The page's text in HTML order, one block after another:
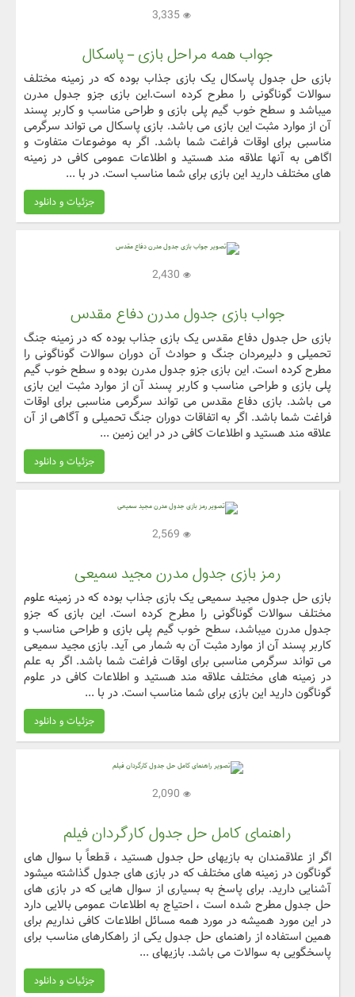
جواب همه مراحل بازی – پاسکال
بازی حل جدول پاسکال یک بازی جذاب بوده که در زمینه مختلف
سوالات گوناگونی را مطرح کرده است.این بازی جزو جدول مدرن
میباشد و سطح خوب گیم پلی بازی و طراحی مناسب و کاربر پسند
آن از موارد مثبت این بازی می باشد. بازی پاسکال می تواند سرگرمی
مناسبی برای اوقات فراغت شما باشد. اگر به موضوعات متفاوت و
اگاهی به آنها علاقه مند هستید و اطلاعات عمومی کافی در زمینه
های مختلف دارید این بازی برای شما مناسب است. در با ...
جزئیات و دانلود
جواب بازی جدول مدرن دفاع مقدس
بازی حل جدول دفاع مقدس یک بازی جذاب بوده که در زمینه جنگ
تحمیلی و دلیرمردان جنگ و حوادث آن دوران سوالات گوناگونی را
مطرح کرده است. این بازی جزو جدول مدرن بوده و سطح خوب گیم
پلی بازی و طراحی مناسب و کاربر پسند آن از موارد مثبت این بازی
می باشد. بازی دفاع مقدس می تواند سرگرمی مناسبی برای اوقات
فراغت شما باشد. اگر به اتفاقات دوران جنگ تحمیلی و آگاهی از آن
علاقه مند هستید و اطلاعات کافی در در این زمین ...
جزئیات و دانلود
رمز بازی جدول مدرن مجید سمیعی
بازی حل جدول مجید سمیعی یک بازی جذاب بوده که در زمینه علوم
مختلف سوالات گوناگونی را مطرح کرده است. این بازی که جزو
جدول مدرن میباشد، سطح خوب گیم پلی بازی و طراحی مناسب و
کاربر پسند آن از موارد مثبت آن به شمار می آید. بازی مجید سمیعی
می تواند سرگرمی مناسبی برای اوقات فراغت شما باشد. اگر به علم
در زمینه های مختلف علاقه مند هستید و اطلاعات کافی در علوم
گوناگون دارید این بازی برای شما مناسب است. در با ...
جزئیات و دانلود
راهنمای کامل حل جدول کارگردان فیلم
اگر از علاقمندان به بازیهای حل جدول هستید ، قطعاً با سوال های
گوناگون در زمینه های مختلف که در بازی های جدول گذاشته میشود
آشنایی دارید. برای پاسخ به بسیاری از سوال هایی که در بازی های
حل جدول مطرح شده است ، احتیاج به اطلاعات عمومی بالایی دارد
در این مورد همیشه در مورد همه مسائل اطلاعات کافی نداریم برای
همین استفاده از راهنمای حل جدول یکی از راهکارهای مناسب برای
پاسخگویی به سوالات می باشد. بازیهای ...
جزئیات و دانلود